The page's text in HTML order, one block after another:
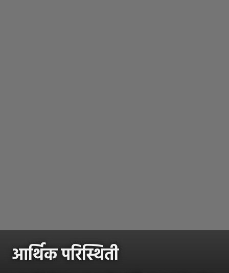
आर्थिक परिस्थिती